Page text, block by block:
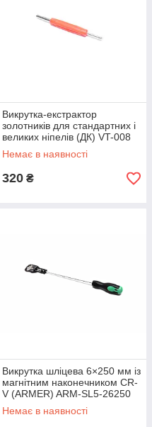
Викрутка-екстрактор
золотників для стандартних і
великих ніпелів (ДК) VT-008
Немає в наявності
320 ₴
Викрутка шліцева 6×250 мм із
магнітним наконечником CR-
V (ARMER) ARM-SL5-26250
Немає в наявності